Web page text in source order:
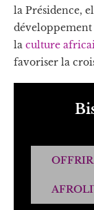
la Présidence,
développement
la culture
favoriser la